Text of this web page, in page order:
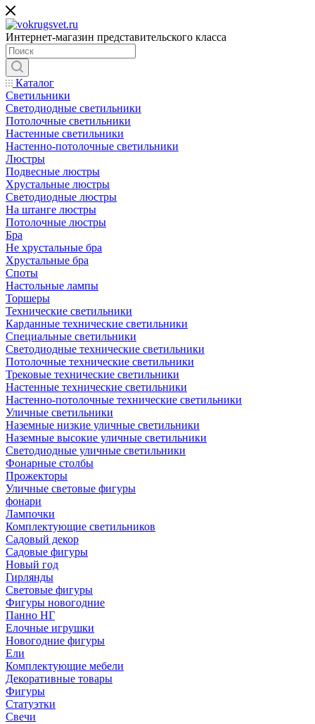
Интернет-магазин представительского класса
Каталог
Светильники
Светодиодные светильники
Потолочные светильники
Настенные светильники
Настенно-потолочные светильники
Люстры
Подвесные люстры
Хрустальные люстры
Светодиодные люстры
На штанге люстры
Потолочные люстры
Бра
Не хрустальные бра
Хрустальные бра
Споты
Настольные лампы
Торшеры
Технические светильники
Карданные технические светильники
Специальные светильники
Светодиодные технические светильники
Потолочные технические светильники
Трековые технические светильники
Настенные технические светильники
Настенно-потолочные технические светильники
Уличные светильники
Наземные низкие уличные светильники
Наземные высокие уличные светильники
Светодиодные уличные светильники
Фонарные столбы
Прожекторы
Уличные световые фигуры
фонари
Лампочки
Комплектующие светильников
Садовый декор
Садовые фигуры
Новый год
Гирлянды
Световые фигуры
Фигуры новогодние
Панно НГ
Елочные игрушки
Новогодние фигуры
Ели
Комплектующие мебели
Декоративные товары
Фигуры
Статуэтки
Свечи